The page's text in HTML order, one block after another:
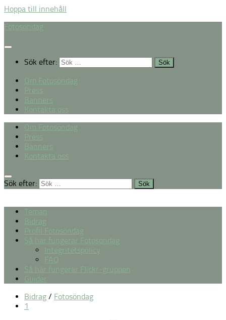
Hoppa till innehåll
Fotosöndag
Sök efter:
Om Fotosöndag
Press
Banners
Kontakta oss
Om Fotosöndag
Press
Banners
Kontakta oss
Sök efter:
Teman
Bidrag
Profil Fotosöndag
Så här fungerar Fotosöndag
Integritetspolicy
FAQ
Så här fungerar Flickr-gruppen
Guider
Bidrag / Fotosöndag
1